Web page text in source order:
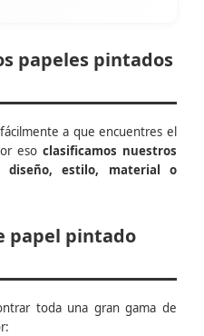
papeles pintados
a que encuentres el
eso clasificamos nuestros
diseño, estilo, material o
papel pintado
toda una gran gama de